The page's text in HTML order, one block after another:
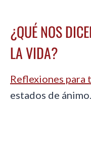
¿QUÉ NOS
LA VIDA?
Reflexiones para
estados de ánimo.